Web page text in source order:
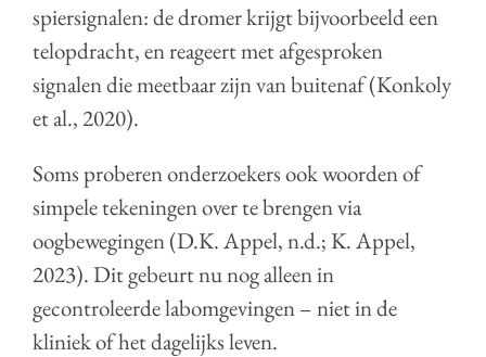
spiersignalen: de dromer krijgt bijvoorbeeld een
telopdracht, en reageert met afgesproken
signalen die meetbaar zijn van buitenaf (Konkoly
et al., 2020).
Soms proberen onderzoekers ook woorden of
simpele tekeningen over te brengen via
oogbewegingen (D.K. Appel, n.d.; K. Appel,
2023). Dit gebeurt nu nog alleen in
gecontroleerde labomgevingen – niet in de
kliniek of het dagelijks leven.